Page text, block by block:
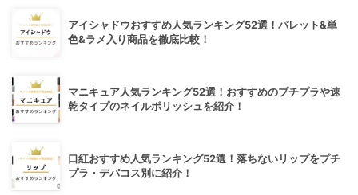
アイシャドウおすすめ人気ランキング52選！パレット&単
色&ラメ入り商品を徹底比較！
マニキュア人気ランキング52選！おすすめのプチプラや速
乾タイプのネイルポリッシュを紹介！
口紅おすすめ人気ランキング52選！落ちないリップをプチ
プラ・デパコス別に紹介！